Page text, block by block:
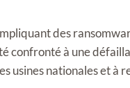
des
confronté à une
usines nationales et à